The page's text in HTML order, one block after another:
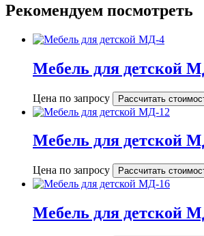
Рекомендуем посмотреть
Мебель для детской
Цена по запросу Рассчитать
Мебель для детской
Цена по запросу Рассчитать
Мебель для детской